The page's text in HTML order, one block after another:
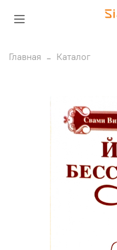
Главная Каталог